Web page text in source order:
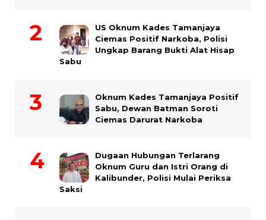
US Oknum Kades Tamanjaya
Ciemas Positif Narkoba, Polisi
Ungkap Barang Bukti Alat Hisap
Sabu
Oknum Kades Tamanjaya Positif
Sabu, Dewan Batman Soroti
Ciemas Darurat Narkoba
Dugaan Hubungan Terlarang
Oknum Guru dan Istri Orang di
Kalibunder, Polisi Mulai Periksa
Saksi